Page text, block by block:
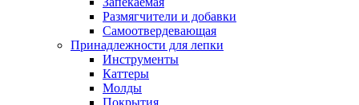
Размягчители и добавки
Самоотвердевающая
Принадлежности для лепки
Инструменты
Каттеры
Молды
Покрытия